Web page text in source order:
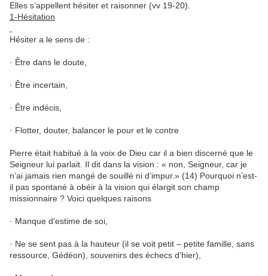
Elles s’appellent hésiter et raisonner (vv 19-20).
1-Hésitation
Hésiter a le sens de :
· Être dans le doute,
· Être incertain,
· Être indécis,
· Flotter, douter, balancer le pour et le contre
Pierre était habitué à la voix de Dieu car il a bien discerné que le
Seigneur lui parlait. Il dit dans la vision : « non, Seigneur, car je
n’ai jamais rien mangé de souillé ni d’impur.» (14) Pourquoi n’est-
il pas spontané à obéir à la vision qui élargit son champ
missionnaire ? Voici quelques raisons
· Manque d’estime de soi,
· Ne se sent pas à la hauteur (il se voit petit – petite famille, sans
ressource, Gédéon), souvenirs des échecs d’hier),